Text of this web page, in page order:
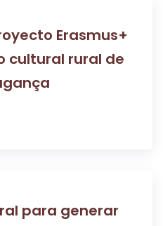
Erasmus+
cultural rural de
para generar